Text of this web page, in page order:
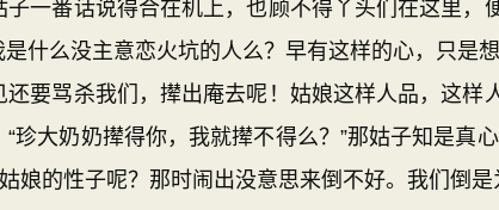
一番话说得合在机上，也顾不得丫头们在这里，
什么没主意恋火坑的人么？早有这样的心，只是
要骂杀我们，撵出庵去呢！姑娘这样人品，这样
珍大奶奶撵得你，我就撵不得么？”那姑子知是真
娘的性子呢？那时闹出没意思来倒不好。我们倒是